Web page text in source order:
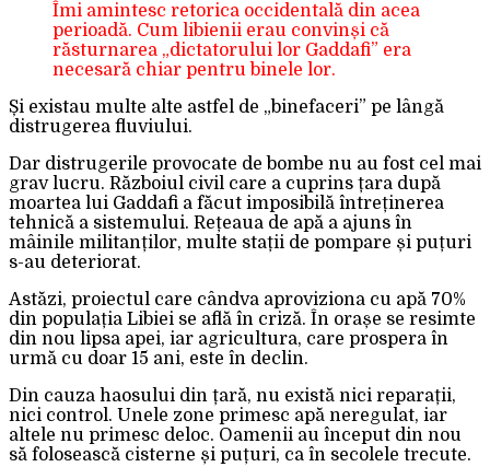
Îmi amintesc retorica occidentală din acea
perioadă. Cum libienii erau convinși că
răsturnarea „dictatorului lor Gaddafi” era
necesară chiar pentru binele lor.
Și existau multe alte astfel de „binefaceri” pe lângă
distrugerea fluviului.
Dar distrugerile provocate de bombe nu au fost cel mai
grav lucru. Războiul civil care a cuprins țara după
moartea lui Gaddafi a făcut imposibilă întreținerea
tehnică a sistemului. Rețeaua de apă a ajuns în
mâinile militanților, multe stații de pompare și puțuri
s-au deteriorat.
Astăzi, proiectul care cândva aproviziona cu apă 70%
din populația Libiei se află în criză. În orașe se resimte
din nou lipsa apei, iar agricultura, care prospera în
urmă cu doar 15 ani, este în declin.
Din cauza haosului din țară, nu există nici reparații,
nici control. Unele zone primesc apă neregulat, iar
altele nu primesc deloc. Oamenii au început din nou
să folosească cisterne și puțuri, ca în secolele trecute.